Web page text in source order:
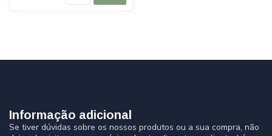
Informação adicional
Se tiver dúvidas sobre os nossos produtos ou a sua compra, não